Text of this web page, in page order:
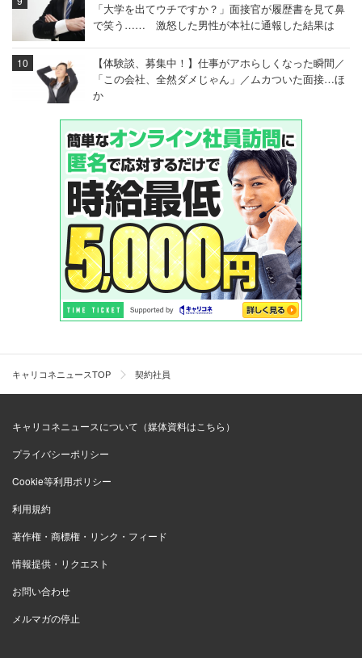
「大学を出てウチですか？」面接官が履歴書を見て鼻
で笑う…… 激怒した男性が本社に通報した結果は
【体験談、募集中！】仕事がアホらしくなった瞬間／
「この会社、全然ダメじゃん」／ムカついた面接…ほ
か
キャリコネニュースTOP 契約社員
キャリコネニュースについて（媒体資料はこちら）
プライバシーポリシー
Cookie等利用ポリシー
利用規約
著作権・商標権・リンク・フィード
情報提供・リクエスト
お問い合わせ
メルマガの停止